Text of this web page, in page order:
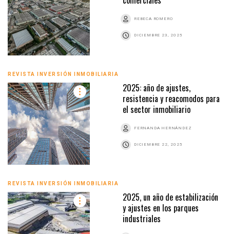
REBECA ROMERO
DICIEMBRE 23, 2025
REVISTA INVERSIÓN INMOBILIARIA
2025: año de ajustes,
resistencia y reacomodos para
el sector inmobiliario
FERNANDA HERNÁNDEZ
DICIEMBRE 22, 2025
REVISTA INVERSIÓN INMOBILIARIA
2025, un año de estabilización
y ajustes en los parques
industriales